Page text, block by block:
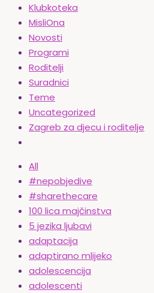
Klubkoteka
MisliOna
Novosti
Programi
Roditelji
Suradnici
Teme
Uncategorized
Zagreb za djecu i roditelje
All
#nepobjedive
#sharethecare
100 lica majčinstva
5 jezika ljubavi
adaptacija
adaptirano mlijeko
adolescencija
adolescenti